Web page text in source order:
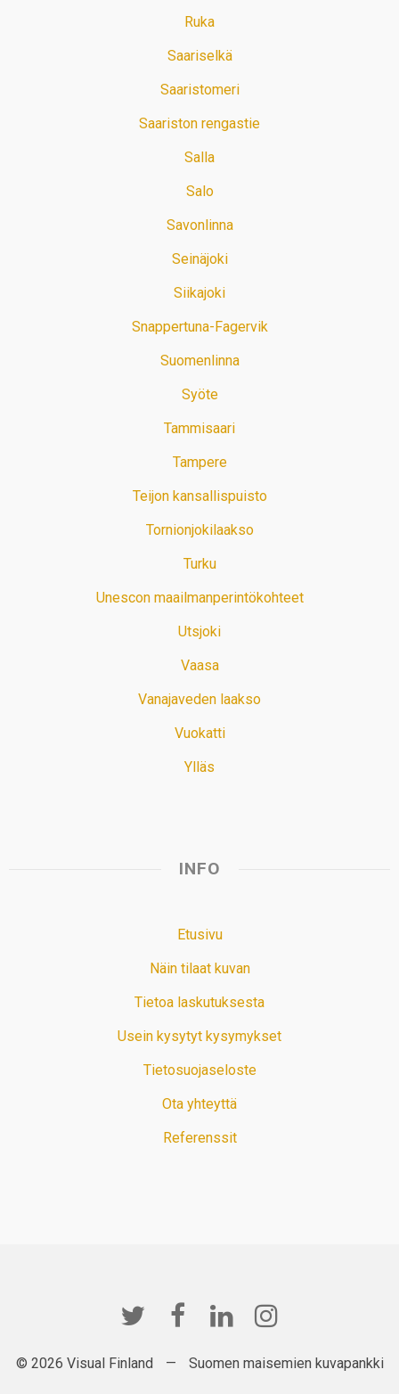
Ruka
Saariselkä
Saaristomeri
Saariston rengastie
Salla
Salo
Savonlinna
Seinäjoki
Siikajoki
Snappertuna-Fagervik
Suomenlinna
Syöte
Tammisaari
Tampere
Teijon kansallispuisto
Tornionjokilaakso
Turku
Unescon maailmanperintökohteet
Utsjoki
Vaasa
Vanajaveden laakso
Vuokatti
Ylläs
INFO
Etusivu
Näin tilaat kuvan
Tietoa laskutuksesta
Usein kysytyt kysymykset
Tietosuojaseloste
Ota yhteyttä
Referenssit
© 2026 Visual Finland — Suomen maisemien kuvapankki